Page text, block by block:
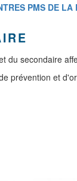
PMS DE
du secondaire
prévention et